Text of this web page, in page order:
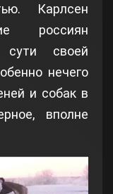
Карлсен
россиян
сути своей
нечего
и собак в
вполне